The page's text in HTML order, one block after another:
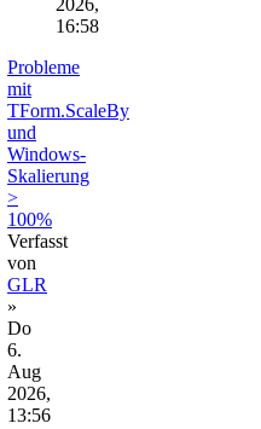
2026,
16:58
Probleme
mit
TForm.ScaleBy
und
Windows-
Skalierung
>
100%
Verfasst
von
GLR
»
Do
6.
Aug
2026,
13:56